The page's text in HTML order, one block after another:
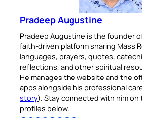
Pradeep Augustine
Pradeep Augustine is the founder
faith-driven platform sharing Mass
languages, prayers, quotes,
reflections, and other spiritual
He manages the website and the
apps alongside his professional
story). Stay connected with him on
profiles below.